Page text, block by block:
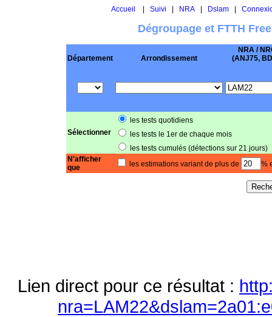
Accueil Suivi NRA| Dslam|
Dégroupage et FTTH
Département Arrondissement
NRA /
(ANJ75,
Sélectionner
les tests quotidiens
les tests le 1er de chaque mois
les tests cumulés (détections sur 21 jours)
N'afficher
que
les estimations variant de plus de %
Lien direct pour ce résultat :